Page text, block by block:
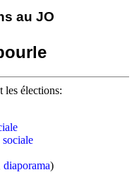
au JO
les élections:
diaporama)